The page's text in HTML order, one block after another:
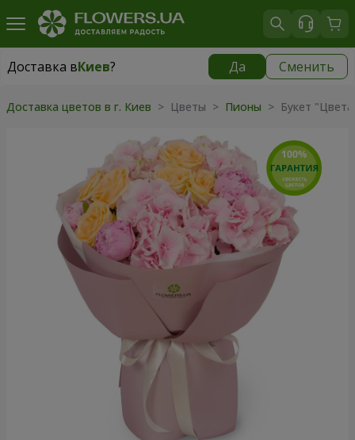
Доставка вКиев? Да Сменить
Доставка вКиев
Доставка цветов в г. Киев > Цветы > Пионы > Букет